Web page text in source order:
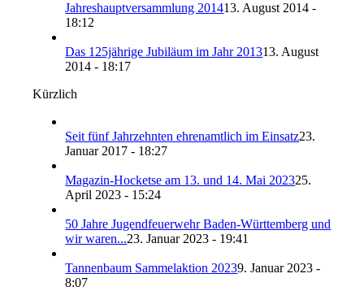
Jahreshauptversammlung 201413. August 2014 -
18:12
Das 125jährige Jubiläum im Jahr 201313. August
2014 - 18:17
Kürzlich
Seit fünf Jahrzehnten ehrenamtlich im Einsatz23.
Januar 2017 - 18:27
Magazin-Hocketse am 13. und 14. Mai 202325.
April 2023 - 15:24
50 Jahre Jugendfeuerwehr Baden-Württemberg und
wir waren...23. Januar 2023 - 19:41
Tannenbaum Sammelaktion 20239. Januar 2023 -
8:07